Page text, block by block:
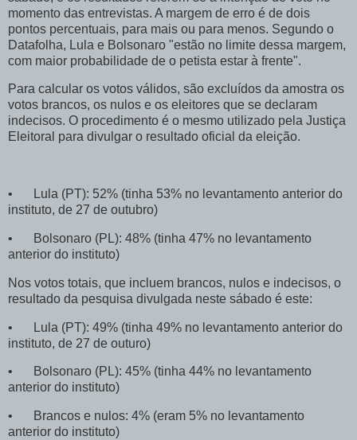
momento das entrevistas. A margem de erro é de dois
pontos percentuais, para mais ou para menos. Segundo o
Datafolha, Lula e Bolsonaro "estão no limite dessa margem,
com maior probabilidade de o petista estar à frente".
Para calcular os votos válidos, são excluídos da amostra os
votos brancos, os nulos e os eleitores que se declaram
indecisos. O procedimento é o mesmo utilizado pela Justiça
Eleitoral para divulgar o resultado oficial da eleição.
•
Lula (PT): 52% (tinha 53% no levantamento anterior do
instituto, de 27 de outubro)
•
Bolsonaro (PL): 48% (tinha 47% no levantamento
anterior do instituto)
Nos votos totais, que incluem brancos, nulos e indecisos, o
resultado da pesquisa divulgada neste sábado é este:
•
Lula (PT): 49% (tinha 49% no levantamento anterior do
instituto, de 27 de outuro)
•
Bolsonaro (PL): 45% (tinha 44% no levantamento
anterior do instituto)
•
Brancos e nulos: 4% (eram 5% no levantamento
anterior do instituto)